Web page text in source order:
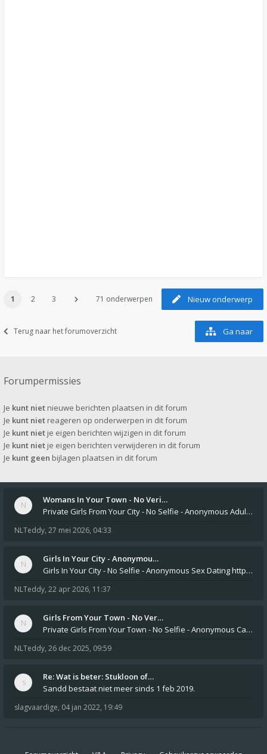
Nieuw onderwerp
1 2 3 71 onderwerpen
Terug naar het forumoverzicht Ga naar
Forumpermissies
Je kunt niet nieuwe berichten plaatsen in dit forum
Je kunt niet reageren op onderwerpen in dit forum
Je kunt niet je eigen berichten wijzigen in dit forum
Je kunt niet je eigen berichten verwijderen in dit forum
Je kunt geen bijlagen plaatsen in dit forum
Womans In Your Town - No Veri…
Private Girls From Your City - No Selfie - Anonymous Adult Dating https://privatedates.live Private Girls In Your
NLTeddy, 27 mei 2026, 04:33
Girls In Your City - Anonymou…
Girls In Your City - No Selfie - Anonymous Sex Dating https://SecretPrivat.com Womens In Your Town - Anonymous S
NLTeddy, 22 apr 2026, 11:37
Girls From Your Town - No Ver…
Private Girls From Your Town - No Selfie - Anonymous Casual Dating https://PrivateLadyEscorts.com Private Lady In
NLTeddy, 26 dec 2025, 09:59
Re: Wat is beter: Stukloon of…
Sandd bestaat niet meer sinds 1 feb 2019.
slagvaardige, 04 jan 2022, 19:49